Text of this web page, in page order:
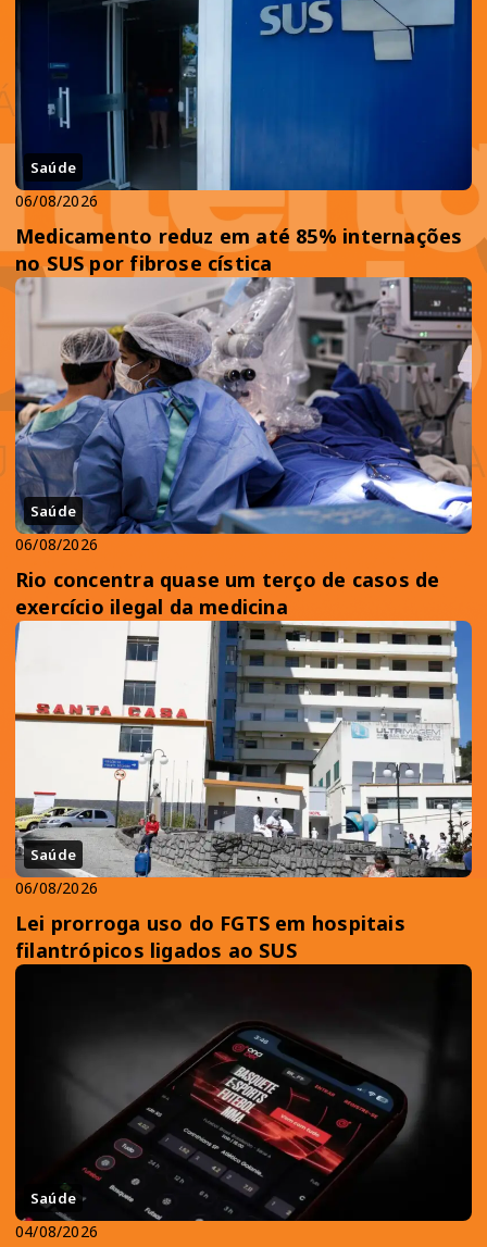
Saúde
06/08/2026
Medicamento reduz em até 85% internações
no SUS por fibrose cística
Saúde
06/08/2026
Rio concentra quase um terço de casos de
exercício ilegal da medicina
Saúde
06/08/2026
Lei prorroga uso do FGTS em hospitais
filantrópicos ligados ao SUS
Saúde
04/08/2026